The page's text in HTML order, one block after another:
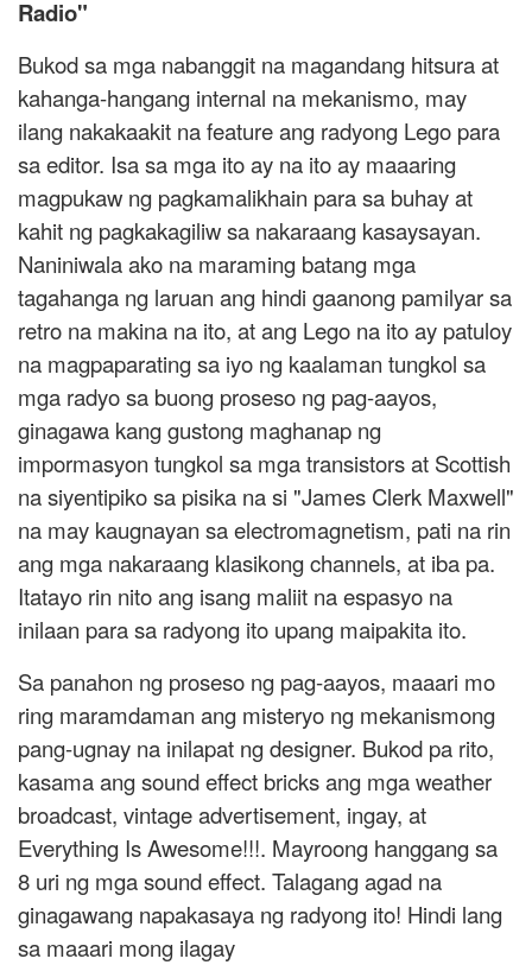
Radio"
Bukod sa mga nabanggit na magandang hitsura at
kahanga-hangang internal na mekanismo, may
ilang nakakaakit na feature ang radyong Lego para
sa editor. Isa sa mga ito ay na ito ay maaaring
magpukaw ng pagkamalikhain para sa buhay at
kahit ng pagkakagiliw sa nakaraang kasaysayan.
Naniniwala ako na maraming batang mga
tagahanga ng laruan ang hindi gaanong pamilyar sa
retro na makina na ito, at ang Lego na ito ay patuloy
na magpaparating sa iyo ng kaalaman tungkol sa
mga radyo sa buong proseso ng pag-aayos,
ginagawa kang gustong maghanap ng
impormasyon tungkol sa mga transistors at Scottish
na siyentipiko sa pisika na si "James Clerk Maxwell"
na may kaugnayan sa electromagnetism, pati na rin
ang mga nakaraang klasikong channels, at iba pa.
Itatayo rin nito ang isang maliit na espasyo na
inilaan para sa radyong ito upang maipakita ito.
Sa panahon ng proseso ng pag-aayos, maaari mo
ring maramdaman ang misteryo ng mekanismong
pang-ugnay na inilapat ng designer. Bukod pa rito,
kasama ang sound effect bricks ang mga weather
broadcast, vintage advertisement, ingay, at
Everything Is Awesome!!!. Mayroong hanggang sa
8 uri ng mga sound effect. Talagang agad na
ginagawang napakasaya ng radyong ito! Hindi lang
sa maaari mong ilagay